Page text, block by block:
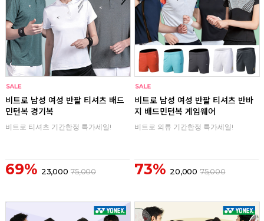
비트로 남성 여성 반팔 티셔츠 배드
민턴복 경기복
비트로 티셔츠 기간한정 특가세일!
69% 23,000 75,000
비트로 남성 여성 반팔 티셔츠 반바
지 배드민턴복 게임웨어
비트로 의류 기간한정 특가세일!
73% 20,000 75,000